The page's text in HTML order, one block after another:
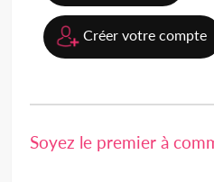
Créer votre compte
Soyez le premier à